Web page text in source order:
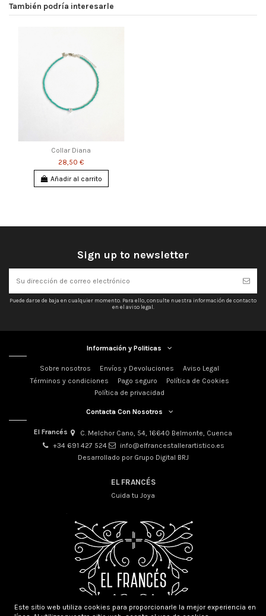
También podría interesarle
Collar Diana
28,50 €
Añadir al carrito
Sign up to newsletter
Puede darse de baja en cualquier momento. Para ello, consulte nuestra información de contacto
en el aviso legal.
Información y Politicas
Sobre nosotros Envíos y Devoluciones
Aviso Legal
Términos y condiciones
Pago seguro
Política de Cookies
Política de privacidad
Contacta Con Nosotros
El Francés
C. Melchor Cano, 54, 16640 Belmonte, Cuenca
+34 691 427 524
info@elfrancestallerartistico.es
Desarrollado por Grupo Digital BRJ
EL FRANCÉS
Cuida tu Joya
Este sitio web utiliza cookies para proporcionarle la mejor experiencia en